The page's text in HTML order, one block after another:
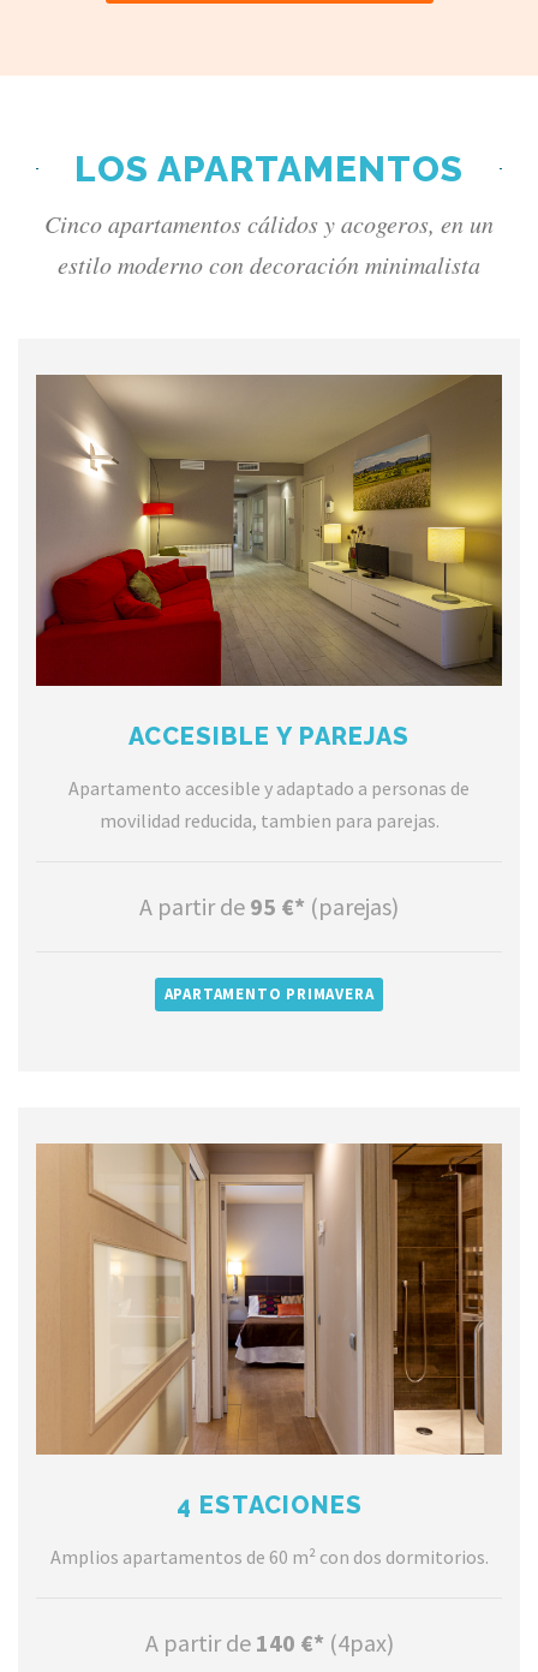
LOS APARTAMENTOS
Cinco apartamentos cálidos y acogeros, en un
estilo moderno con decoración minimalista
ACCESIBLE Y PAREJAS
Apartamento accesible y adaptado a personas de
movilidad reducida, tambien para parejas.
A partir de 95 €* (parejas)
APARTAMENTO PRIMAVERA
4 ESTACIONES
Amplios apartamentos de 60 m² con dos dormitorios.
A partir de 140 €* (4pax)